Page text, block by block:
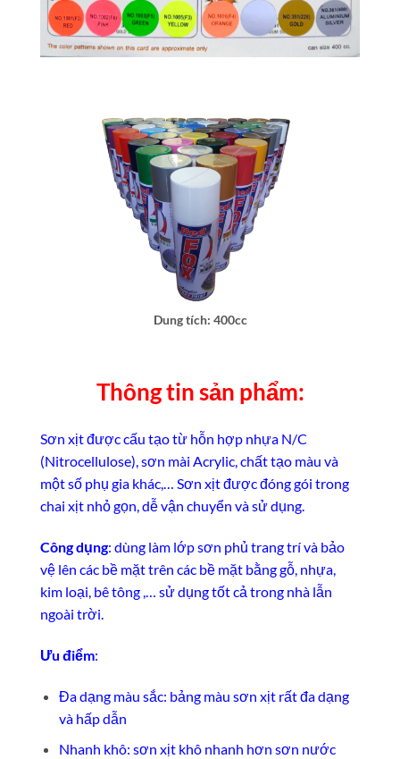
Dung tích: 400cc
Thông tin sản phẩm:
Sơn xịt được cấu tạo từ hỗn hợp nhựa N/C
(Nitrocellulose), sơn mài Acrylic, chất tạo màu và
một số phụ gia khác,… Sơn xịt được đóng gói trong
chai xịt nhỏ gọn, dễ vận chuyển và sử dụng.
Công dụng: dùng làm lớp sơn phủ trang trí và bảo
vệ lên các bề mặt trên các bề mặt bằng gỗ, nhựa,
kim loại, bê tông ,… sử dụng tốt cả trong nhà lẫn
ngoài trời.
Ưu điểm:
Đa dạng màu sắc: bảng màu sơn xịt rất đa dạng
và hấp dẫn
Nhanh khô: sơn xịt khô nhanh hơn sơn nước